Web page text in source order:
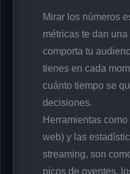
Mirar los números
métricas te dan
comporta tu
tienes en cada
cuánto tiempo se
decisiones.
Herramientas como
web) y las
streaming, son
picos de oyentes,